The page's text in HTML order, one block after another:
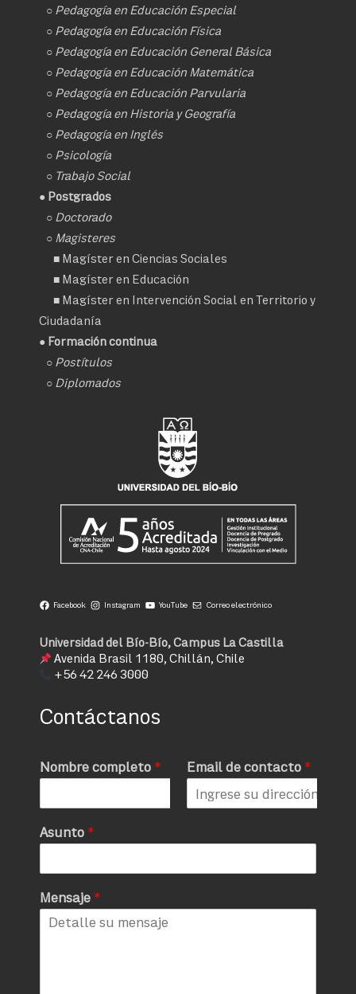
○ Pedagogía en Educación Especial
○ Pedagogía en Educación Física
○ Pedagogía en Educación General Básica
○ Pedagogía en Educación Matemática
○ Pedagogía en Educación Parvularia
○ Pedagogía en Historia y Geografía
○ Pedagogía en Inglés
○ Psicología
○ Trabajo Social
● Postgrados
○ Doctorado
○ Magisteres
■ Magíster en Ciencias Sociales
■ Magíster en Educación
■ Magíster en Intervención Social en Territorio y
Ciudadanía
● Formación continua
○ Postítulos
○ Diplomados
Facebook Instagram YouTube Correo electrónico
Universidad del Bío-Bío, Campus La Castilla
Avenida Brasil 1180, Chillán, Chile
+56 42 246 3000
Contáctanos
Nombre completo * Email de contacto *
Asunto *
Mensaje *